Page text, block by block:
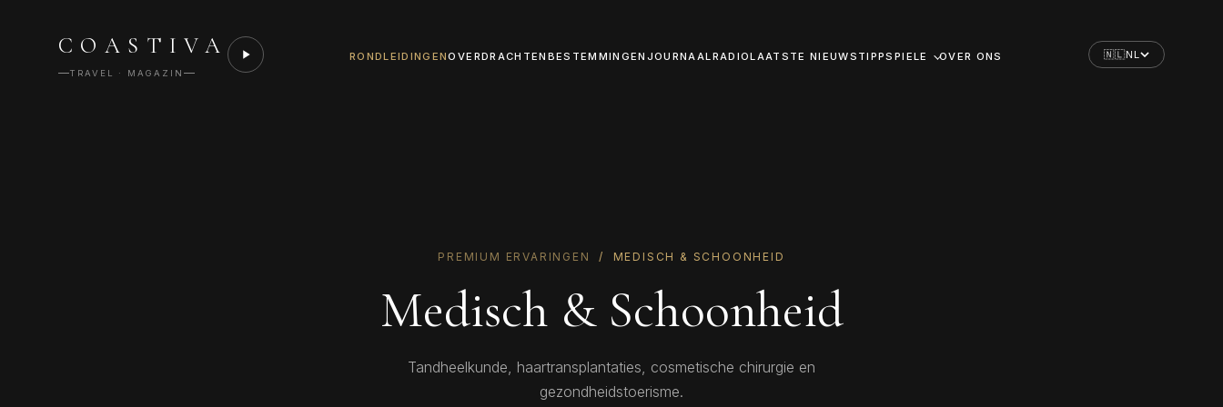
COASTIVA
TRAVEL · MAGAZIN
RONDLEIDINGENOVERDRACHTEN BESTEMMINGEN JOURNAAL RADIOLAATSTE NIEUWS TIPPSPIELE OVER ONS 🇳🇱NL
PREMIUM ERVARINGEN / MEDISCH & SCHOONHEID
Medisch & Schoonheid
Tandheelkunde, haartransplantaties, cosmetische chirurgie en
gezondheidstoerisme.